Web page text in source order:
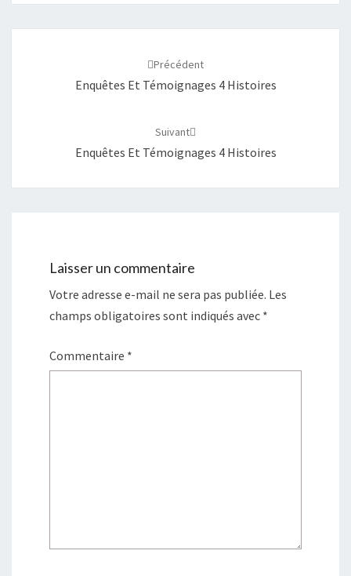
Précédent
Enquêtes Et Témoignages 4 Histoires
Suivant
Enquêtes Et Témoignages 4 Histoires
Laisser un commentaire
Votre adresse e-mail ne sera pas publiée. Les
champs obligatoires sont indiqués avec *
Commentaire *